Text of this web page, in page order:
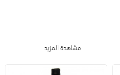
مشاهدة المزيد